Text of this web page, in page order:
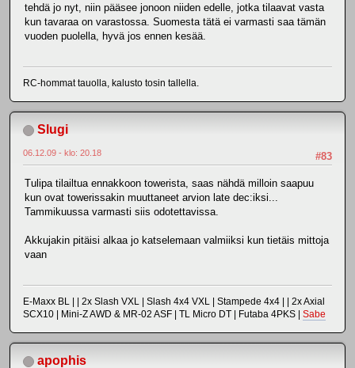
tehdä jo nyt, niin pääsee jonoon niiden edelle, jotka tilaavat vasta
kun tavaraa on varastossa. Suomesta tätä ei varmasti saa tämän
vuoden puolella, hyvä jos ennen kesää.
RC-hommat tauolla, kalusto tosin tallella.
Slugi
#83
06.12.09 - klo: 20.18
Tulipa tilailtua ennakkoon towerista, saas nähdä milloin saapuu
kun ovat towerissakin muuttaneet arvion late dec:iksi...
Tammikuussa varmasti siis odotettavissa.
Akkujakin pitäisi alkaa jo katselemaan valmiiksi kun tietäis mittoja
vaan
E-Maxx BL | | 2x Slash VXL | Slash 4x4 VXL | Stampede 4x4 | | 2x Axial
SCX10 | Mini-Z AWD & MR-02 ASF | TL Micro DT | Futaba 4PKS | Sabe
apophis